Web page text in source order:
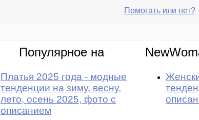
Помогать или нет?
Популярное на
Платья 2025 года - модные
тенденции на зиму, весну,
лето, осень 2025, фото с
описанием